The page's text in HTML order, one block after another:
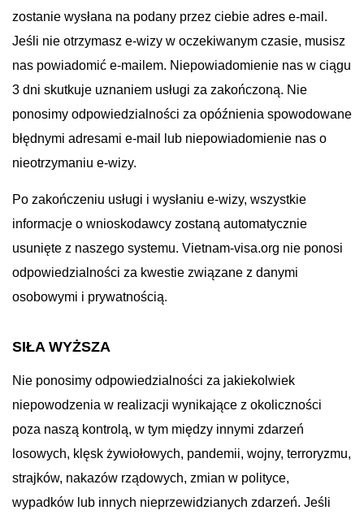
zostanie wysłana na podany przez ciebie adres e-mail.
Jeśli nie otrzymasz e-wizy w oczekiwanym czasie, musisz
nas powiadomić e-mailem. Niepowiadomienie nas w ciągu
3 dni skutkuje uznaniem usługi za zakończoną. Nie
ponosimy odpowiedzialności za opóźnienia spowodowane
błędnymi adresami e-mail lub niepowiadomienie nas o
nieotrzymaniu e-wizy.
Po zakończeniu usługi i wysłaniu e-wizy, wszystkie
informacje o wnioskodawcy zostaną automatycznie
usunięte z naszego systemu. Vietnam-visa.org nie ponosi
odpowiedzialności za kwestie związane z danymi
osobowymi i prywatnością.
SIŁA WYŻSZA
Nie ponosimy odpowiedzialności za jakiekolwiek
niepowodzenia w realizacji wynikające z okoliczności
poza naszą kontrolą, w tym między innymi zdarzeń
losowych, klęsk żywiołowych, pandemii, wojny, terroryzmu,
strajków, nakazów rządowych, zmian w polityce,
wypadków lub innych nieprzewidzianych zdarzeń. Jeśli